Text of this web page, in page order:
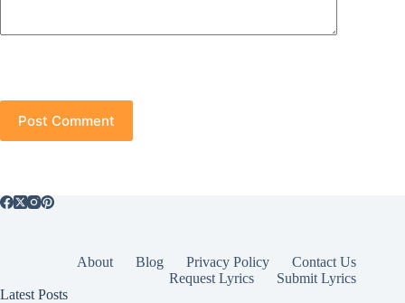
Post Comment
About Blog Privacy Policy
Contact Us
Request Lyrics
Submit Lyrics
Latest Posts